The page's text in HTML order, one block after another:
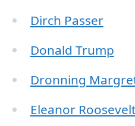
Dirch Passer
Donald Trump
Dronning
Eleanor Roosevelt